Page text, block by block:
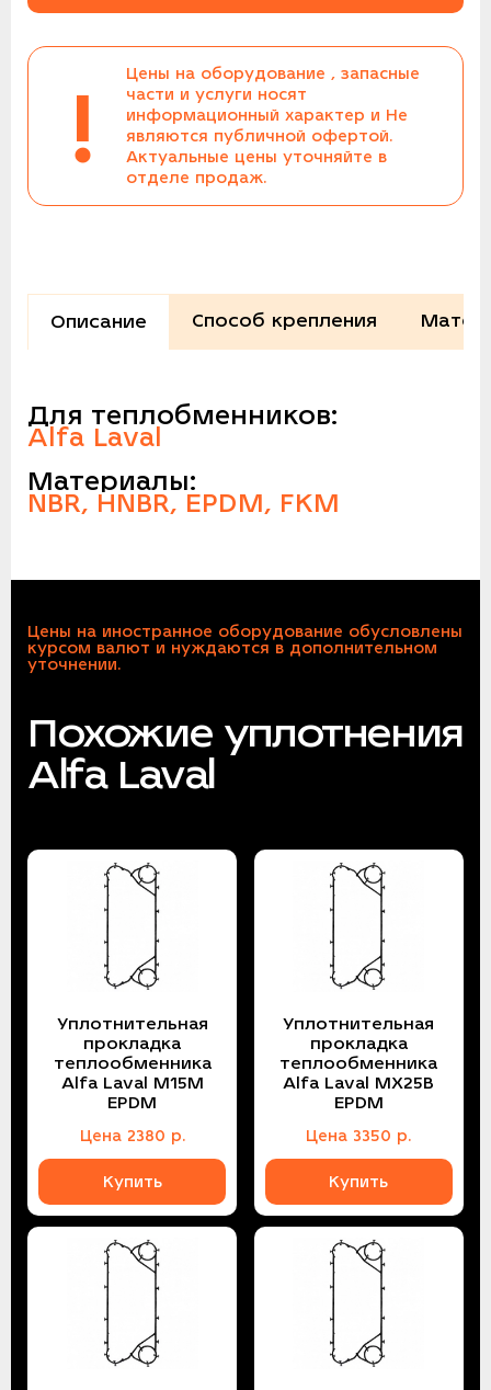
!
Цены на оборудование , запасные
части и услуги носят
информационный характер и Не
являются публичной офертой.
Актуальные цены уточняйте в
отделе продаж.
Описание Способ крепления
Для теплобменников:
Alfa Laval
Материалы:
NBR, HNBR, EPDM, FKM
Цены на иностранное оборудование обусловлены
курсом валют и нуждаются в дополнительном
уточнении.
Похожие уплотнения
Alfa Laval
Уплотнительная
прокладка
теплообменника
Alfa Laval M15M
EPDM
Цена 2380 р.
Купить
Уплотнительная
прокладка
теплообменника
Alfa Laval MX25B
EPDM
Цена 3350 р.
Купить